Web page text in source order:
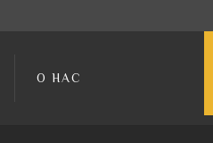
О НАС